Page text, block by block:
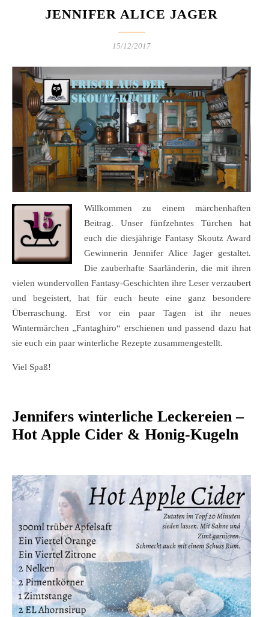
JENNIFER ALICE JAGER
15/12/2017
Willkommen zu einem märchenhaften
Beitrag. Unser fünfzehntes Türchen hat
euch die diesjährige Fantasy Skoutz Award
Gewinnerin Jennifer Alice Jager gestaltet.
Die zauberhafte Saarländerin, die mit ihren
vielen wundervollen Fantasy-Geschichten ihre Leser verzaubert
und begeistert, hat für euch heute eine ganz besondere
Überraschung. Erst vor ein paar Tagen ist ihr neues
Wintermärchen „Fantaghiro“ erschienen und passend dazu hat
sie euch ein paar winterliche Rezepte zusammengestellt.
Viel Spaß!
Jennifers winterliche Leckereien –
Hot Apple Cider & Honig-Kugeln